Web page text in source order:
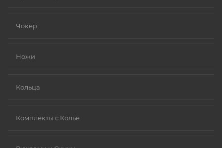
Чокер
Ножи
Кольца
Комплекты с Колье